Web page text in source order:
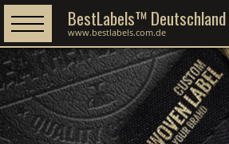
BestLabels™ Deutschland
www.bestlabels.com.de